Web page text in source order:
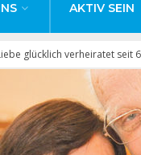
AKTIV SEIN
glücklich verheiratet seit